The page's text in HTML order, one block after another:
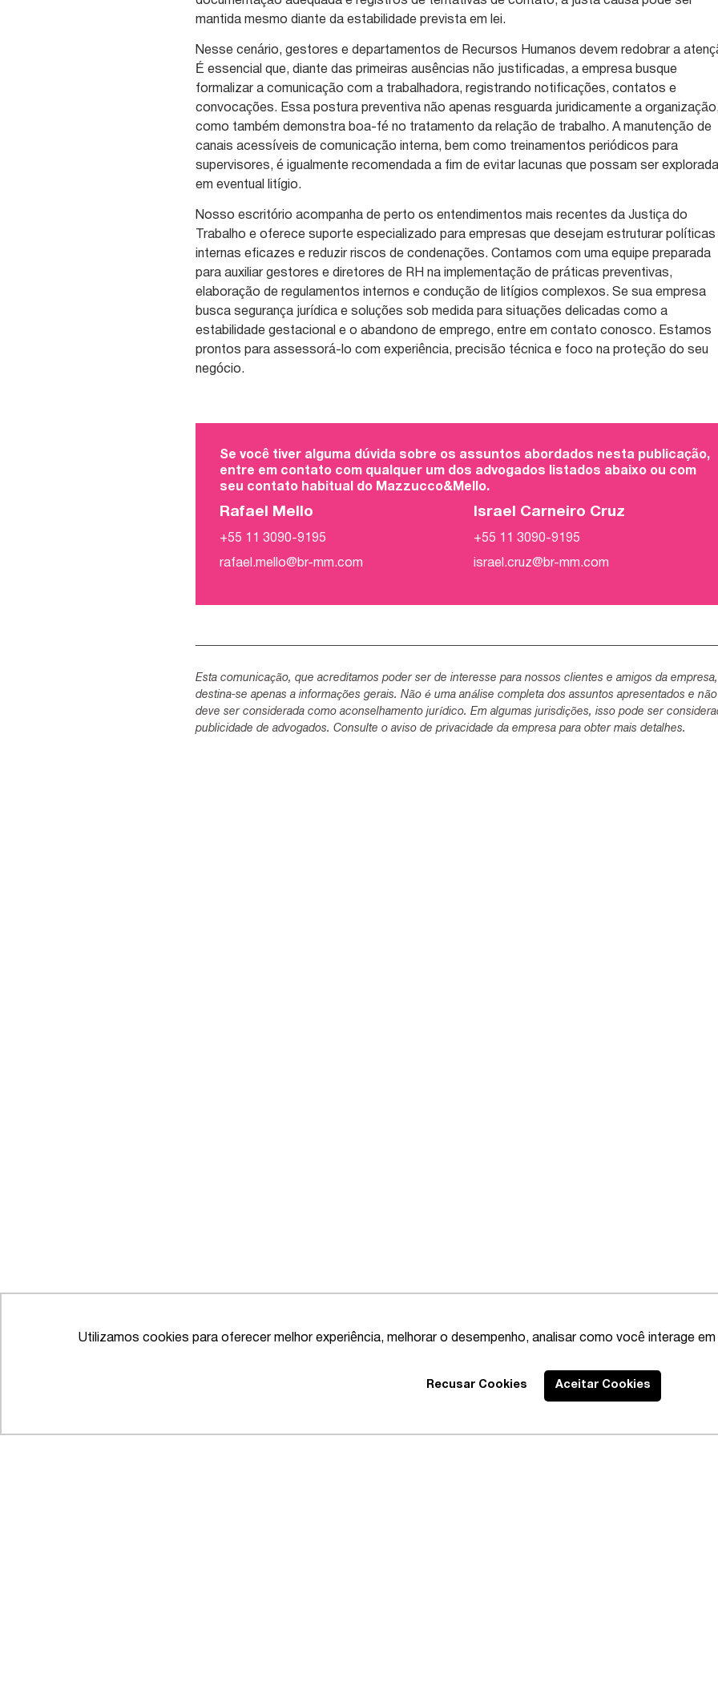
Utilizamos cookies para oferecer melhor experiência, melhorar o desempenho, analisar como você interage
Recusar Cookies Aceitar Cookies
mantida mesmo diante da estabilidade prevista em lei.
Nesse cenário, gestores e departamentos de Recursos Humanos devem redobrar a
É essencial que, diante das primeiras ausências não justificadas, a empresa busque
formalizar a comunicação com a trabalhadora, registrando notificações, contatos e
convocações. Essa postura preventiva não apenas resguarda juridicamente a organização,
como também demonstra boa-fé no tratamento da relação de trabalho. A manutenção de
canais acessíveis de comunicação interna, bem como treinamentos periódicos para
supervisores, é igualmente recomendada a fim de evitar lacunas que possam ser
em eventual litígio.
Nosso escritório acompanha de perto os entendimentos mais recentes da Justiça do
Trabalho e oferece suporte especializado para empresas que desejam estruturar políticas
internas eficazes e reduzir riscos de condenações. Contamos com uma equipe preparada
para auxiliar gestores e diretores de RH na implementação de práticas preventivas,
elaboração de regulamentos internos e condução de litígios complexos. Se sua empresa
busca segurança jurídica e soluções sob medida para situações delicadas como a
estabilidade gestacional e o abandono de emprego, entre em contato conosco. Estamos
prontos para assessorá-lo com experiência, precisão técnica e foco na proteção do seu
negócio.
Se você tiver alguma dúvida sobre os assuntos abordados nesta publicação,
entre em contato com qualquer um dos advogados listados abaixo ou com
seu contato habitual do Mazzucco&Mello.
Rafael Mello
+55 11 3090-9195
rafael.mello@br-mm.com
Israel Carneiro Cruz
+55 11 3090-9195
israel.cruz@br-mm.com
Esta comunicação, que acreditamos poder ser de interesse para nossos clientes e amigos da empresa,
destina-se apenas a informações gerais. Não é uma análise completa dos assuntos apresentados e não
deve ser considerada como aconselhamento jurídico. Em algumas jurisdições, isso pode ser
publicidade de advogados. Consulte o aviso de privacidade da empresa para obter mais detalhes.